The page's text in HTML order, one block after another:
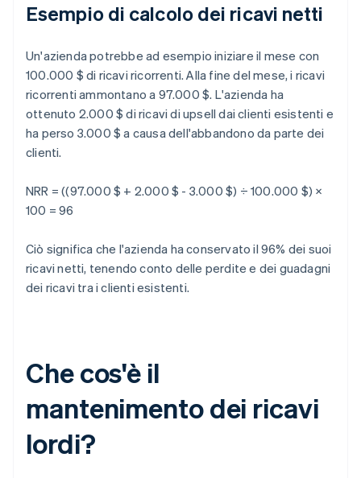
Esempio di calcolo dei ricavi netti
Un'azienda potrebbe ad esempio iniziare il mese con
100.000 $ di ricavi ricorrenti. Alla fine del mese, i ricavi
ricorrenti ammontano a 97.000 $. L'azienda ha
ottenuto 2.000 $ di ricavi di upsell dai clienti esistenti e
ha perso 3.000 $ a causa dell'abbandono da parte dei
clienti.
NRR = ((97.000 $ + 2.000 $ - 3.000 $) ÷ 100.000 $) ×
100 = 96
Ciò significa che l'azienda ha conservato il 96% dei suoi
ricavi netti, tenendo conto delle perdite e dei guadagni
dei ricavi tra i clienti esistenti.
Che cos'è il
mantenimento dei ricavi
lordi?